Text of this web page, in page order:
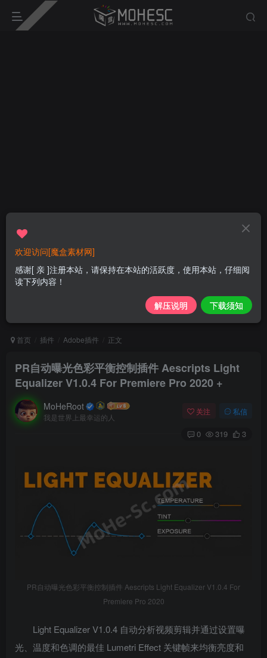
首页 插件 Adobe插件 正文
PR自动曝光色彩平衡控制插件 Aescripts Light
Equalizer V1.0.4 For Premiere Pro 2020 +
MoHeRoot
我是世界上最幸运的人
关注 私信
0 319 3
PR自动曝光色彩平衡控制插件 Aescripts Light Equalizer V1.0.4 For
Premiere Pro 2020
Light Equalizer V1.0.4 自动分析视频剪辑并通过设置曝
光、温度和色调的最佳 Lumetri Effect 关键帧来均衡亮度和
欢迎访问[魔盒素材网]
感谢[ 亲 ]注册本站，请保持在本站的活跃度，使用本站，仔细阅
读下列内容！
解压说明 下载须知